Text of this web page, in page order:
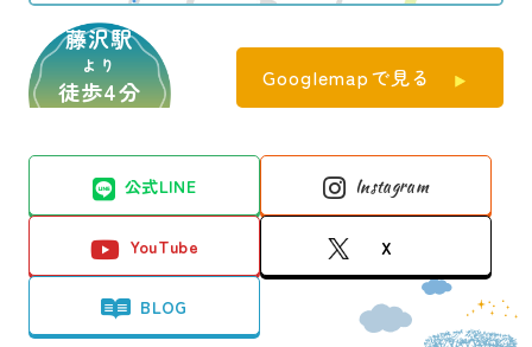
藤沢駅
より
徒歩4分 Googlemapで見る
公式LINE Instagram
YouTube X
BLOG